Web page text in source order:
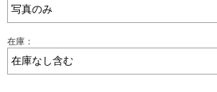
在庫：